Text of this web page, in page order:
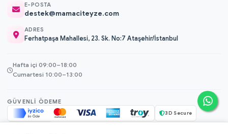
E-POSTA
destek@mamaciteyze.com
ADRES
Ferhatpaşa Mahallesi, 23. Sk. No:7 Ataşehir/İstanbul
Hafta içi 09:00–18:00
Cumartesi 10:00–13:00
GÜVENLI ÖDEME
3D Secure